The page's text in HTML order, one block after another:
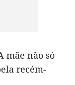
mãe não só
recém-